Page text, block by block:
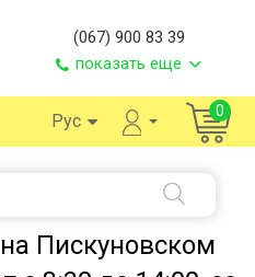
(067) 900 83 39
показать еще
Рус 0
Пискуновском